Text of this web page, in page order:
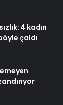
4 kadın
çaldı